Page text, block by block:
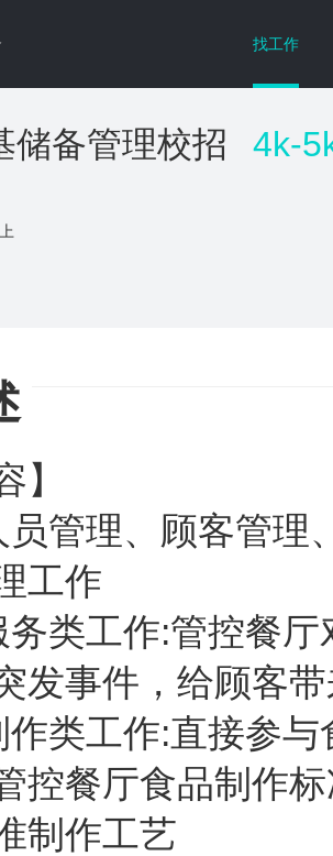
找工作
储备管理校招 4k-
】
员管理、顾客管理
工作
务类工作:管控餐
发事件，给顾客
作类工作:直接参
控餐厅食品制作
制作工艺